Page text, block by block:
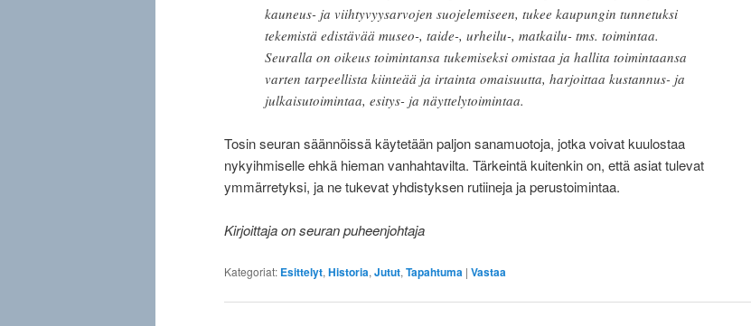
kauneus- ja viihtyvyysarvojen suojelemiseen, tukee kaupungin tunnetuksi
tekemistä edistävää museo-, taide-, urheilu-, matkailu- tms. toimintaa.
Seuralla on oikeus toimintansa tukemiseksi omistaa ja hallita toimintaansa
varten tarpeellista kiinteää ja irtainta omaisuutta, harjoittaa kustannus- ja
julkaisutoimintaa, esitys- ja näyttelytoimintaa.
Tosin seuran säännöissä käytetään paljon sanamuotoja, jotka voivat kuulostaa
nykyihmiselle ehkä hieman vanhahtavilta. Tärkeintä kuitenkin on, että asiat tulevat
ymmärretyksi, ja ne tukevat yhdistyksen rutiineja ja perustoimintaa.
Kirjoittaja on seuran puheenjohtaja
Kategoriat: Esittelyt, Historia, Jutut, Tapahtuma | Vastaa